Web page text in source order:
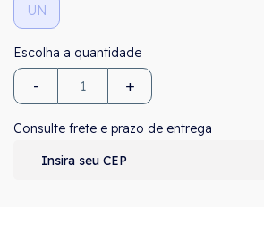
UN
- +
Consulte frete e prazo de entrega